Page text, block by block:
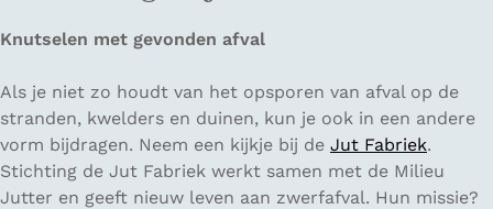
Knutselen met gevonden afval
Als je niet zo houdt van het opsporen van afval op de
stranden, kwelders en duinen, kun je ook in een andere
vorm bijdragen. Neem een kijkje bij de Jut Fabriek.
Stichting de Jut Fabriek werkt samen met de Milieu
Jutter en geeft nieuw leven aan zwerfafval. Hun missie?